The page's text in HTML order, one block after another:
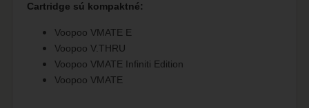
Cartridge sú kompaktné:
Voopoo VMATE E
Voopoo V.THRU
Voopoo VMATE Infiniti Edition
Voopoo VMATE